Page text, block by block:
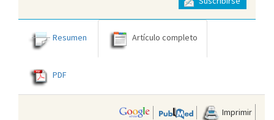
Resumen Artículo completo
PDF
Imprimir